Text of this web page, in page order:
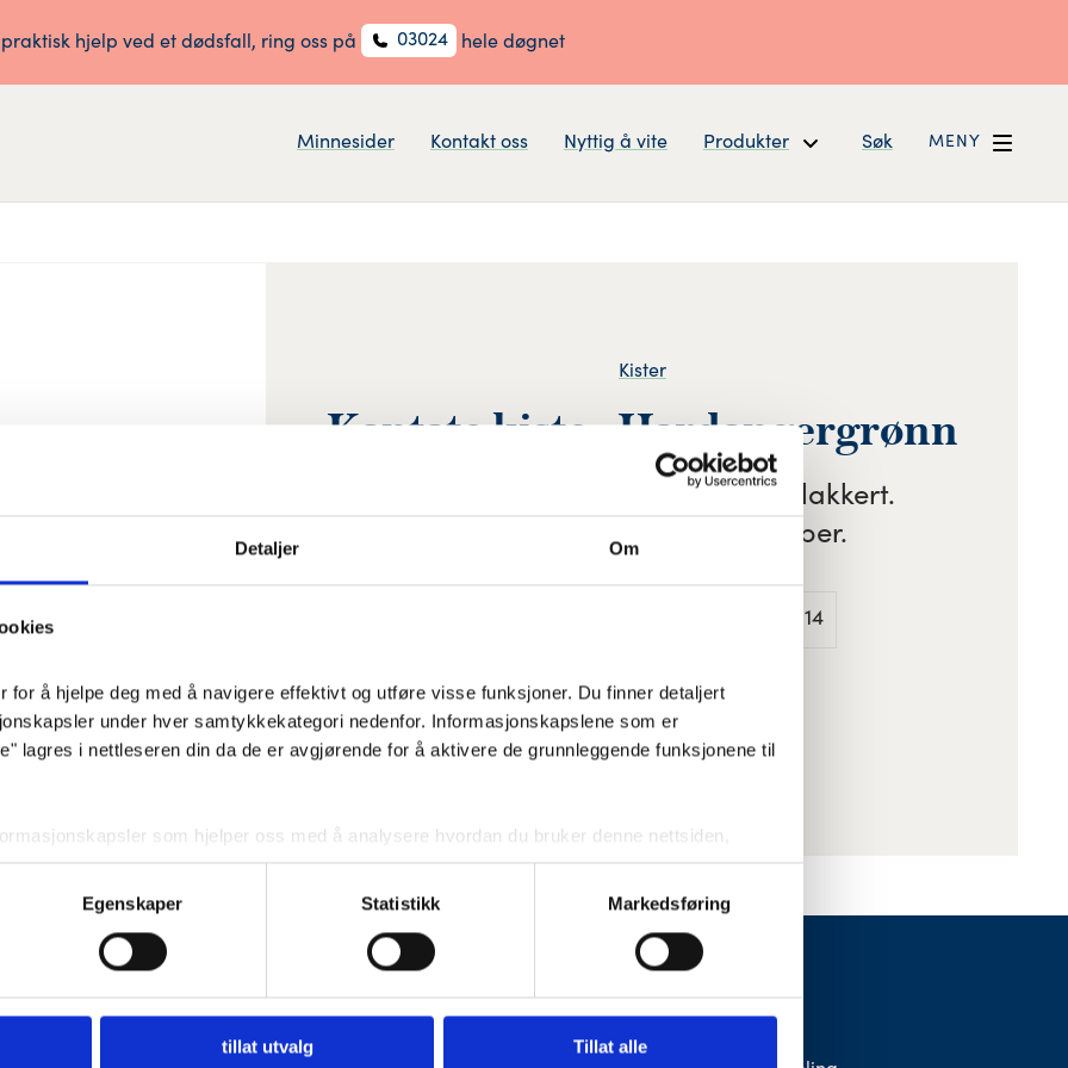
Detaljer Om
for å hjelpe deg med å navigere effektivt og utføre visse funksjoner. Du finner detaljert
under hver samtykkekategori nedenfor. Informasjonskapslene som er
lagres i nettleseren din da de er avgjørende for å aktivere de grunnleggende funksjonene til
som hjelper oss med å analysere hvordan du bruker denne nettsiden,
innhold og annonser som er relevante for deg. Disse informasjonskapslene vil kun bli
forhåndssamtykke.
noen eller alle disse informasjonskapslene, men deaktivering av noen av dem kan
Egenskaper Statistikk Markedsføring
tillat utvalg Tillat alle
praktisk hjelp ved et dødsfall, ring oss på 03024 hele døgnet
Minnesider Kontakt oss Nyttig å vite Produkter Søk MENY
Kister
Kantate kiste , Hardangergrønn
Utført med hengslet lokk, grønnlakkert.
Materiale: Formpresset trefiber.
: 231014